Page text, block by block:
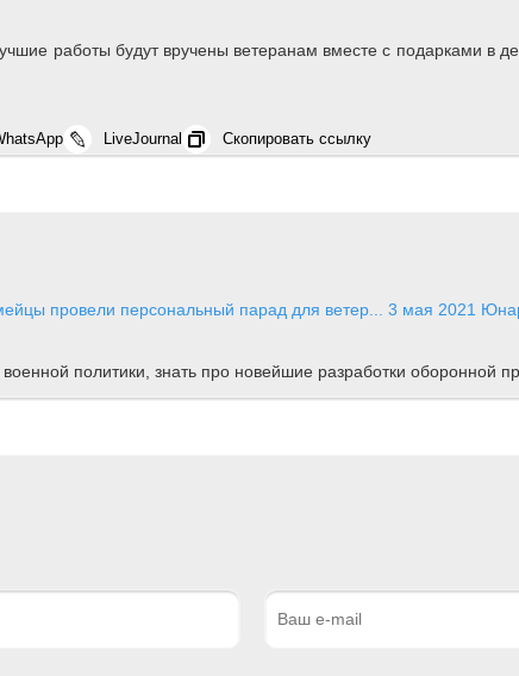
работы будут вручены ветеранам вместе с подарками в
LiveJournal Скопировать ссылку
провели персональный парад для ветер... 3 мая 2021
политики, знать про новейшие разработки